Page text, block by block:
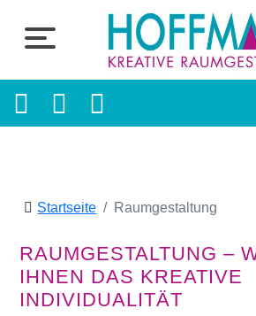
Startseite Raumgestaltung
RAUMGESTALTUNG –
IHNEN DAS KREATIVE
INDIVIDUALITÄT